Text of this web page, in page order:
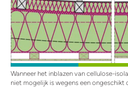
Wanneer het inblazen van cellulose-
niet mogelijk is wegens een ongeschikt